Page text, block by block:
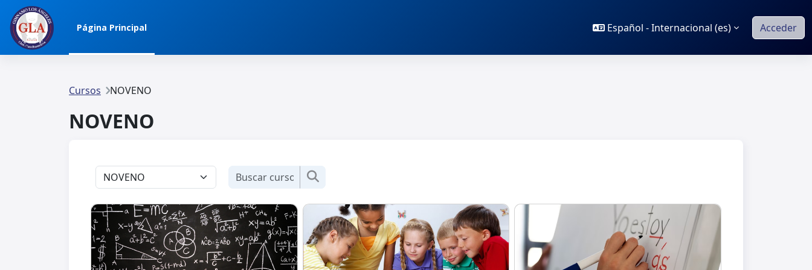
Salta al contenido principal
Página Principal Español - Internacional ‎(es)‎ Acceder
Cursos NOVENO
NOVENO
Categorías
Buscar cursos